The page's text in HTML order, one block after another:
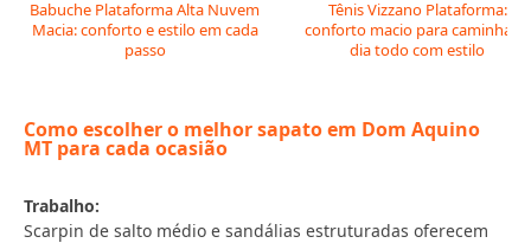
Babuche Plataforma Alta Nuvem
Macia: conforto e estilo em cada
passo
Tênis Vizzano Plataforma:
conforto macio para caminhar o
dia todo com estilo
Como escolher o melhor sapato em Dom Aquino
MT para cada ocasião
Trabalho:
Scarpin de salto médio e sandálias estruturadas oferecem